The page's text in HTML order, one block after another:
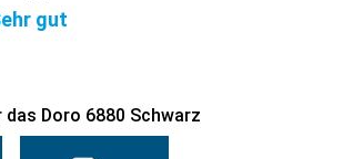
gut
Doro 6880 Schwarz